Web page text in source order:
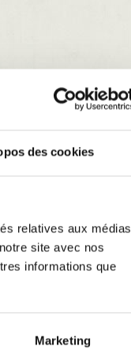
des cookies
relatives aux médias
site avec nos
informations que
Marketing